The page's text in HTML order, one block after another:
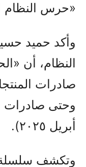
«حرس النظام
وأكد حميد
النظام، أن
صادرات
أبريل ٢٠٢٥).
وتكشف سلسلة